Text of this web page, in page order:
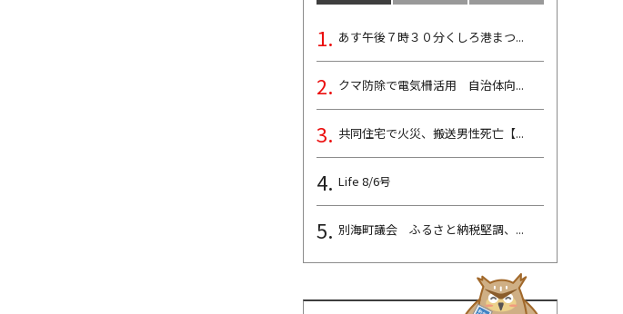
あす午後７時３０分くしろ港まつ...
クマ防除で電気柵活用 自治体向...
共同住宅で火災、搬送男性死亡【...
Life 8/6号
別海町議会 ふるさと納税堅調、...